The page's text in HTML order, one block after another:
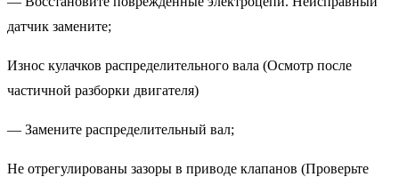
датчик замените;
Износ кулачков распределительного вала (Осмотр после
частичной разборки двигателя)
— Замените распределительный вал;
Не отрегулированы зазоры в приводе клапанов (Проверьте